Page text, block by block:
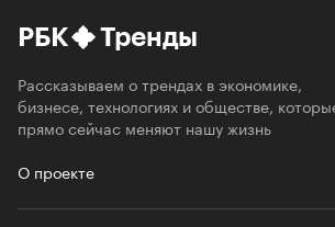
РБК Тренды
Рассказываем о трендах в экономике,
бизнесе, технологиях и обществе,
прямо сейчас меняют нашу жизнь
О проекте